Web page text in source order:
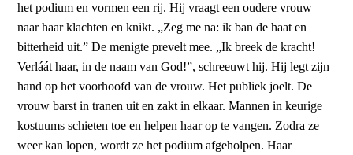
het podium en vormen een rij. Hij vraagt een oudere vrouw
naar haar klachten en knikt. „Zeg me na: ik ban de haat en
bitterheid uit.” De menigte prevelt mee. „Ik breek de kracht!
Verláát haar, in de naam van God!”, schreeuwt hij. Hij legt zijn
hand op het voorhoofd van de vrouw. Het publiek joelt. De
vrouw barst in tranen uit en zakt in elkaar. Mannen in keurige
kostuums schieten toe en helpen haar op te vangen. Zodra ze
weer kan lopen, wordt ze het podium afgeholpen. Haar